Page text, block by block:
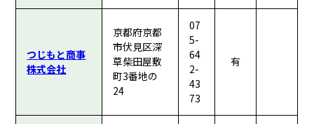
つじもと商事
株式会社
京都府京都
市伏見区深
草柴田屋敷
町3番地の
24
07
5-
64
2-
43
73
有